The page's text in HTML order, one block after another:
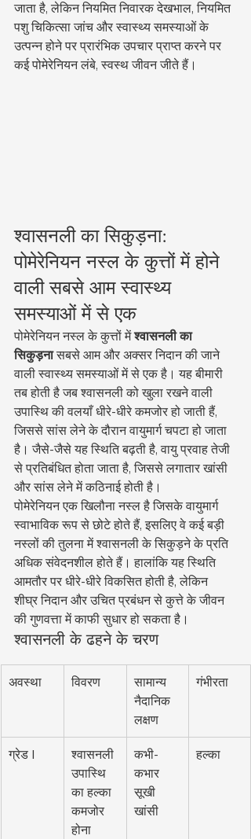
जाता है, लेकिन नियमित निवारक देखभाल, नियमित
पशु चिकित्सा जांच और स्वास्थ्य समस्याओं के
उत्पन्न होने पर प्रारंभिक उपचार प्राप्त करने पर
कई पोमेरेनियन लंबे, स्वस्थ जीवन जीते हैं।
श्वासनली का सिकुड़ना:
पोमेरेनियन नस्ल के कुत्तों में होने
वाली सबसे आम स्वास्थ्य
समस्याओं में से एक
पोमेरेनियन नस्ल के कुत्तों में श्वासनली का
सिकुड़ना सबसे आम और अक्सर निदान की जाने
वाली स्वास्थ्य समस्याओं में से एक है। यह बीमारी
तब होती है जब श्वासनली को खुला रखने वाली
उपास्थि की वलयाँ धीरे-धीरे कमजोर हो जाती हैं,
जिससे सांस लेने के दौरान वायुमार्ग चपटा हो जाता
है। जैसे-जैसे यह स्थिति बढ़ती है, वायु प्रवाह तेजी
से प्रतिबंधित होता जाता है, जिससे लगातार खांसी
और सांस लेने में कठिनाई होती है।
पोमेरेनियन एक खिलौना नस्ल है जिसके वायुमार्ग
स्वाभाविक रूप से छोटे होते हैं, इसलिए वे कई बड़ी
नस्लों की तुलना में श्वासनली के सिकुड़ने के प्रति
अधिक संवेदनशील होते हैं। हालांकि यह स्थिति
आमतौर पर धीरे-धीरे विकसित होती है, लेकिन
शीघ्र निदान और उचित प्रबंधन से कुत्ते के जीवन
की गुणवत्ता में काफी सुधार हो सकता है।
श्वासनली के ढहने के चरण
अवस्था विवरण
सामान्य
नैदानिक
लक्षण
गंभीरता
ग्रेड I
श्वासनली
उपास्थि
का हल्का
कमजोर
होना
कभी-
कभार
सूखी
खांसी
हल्का